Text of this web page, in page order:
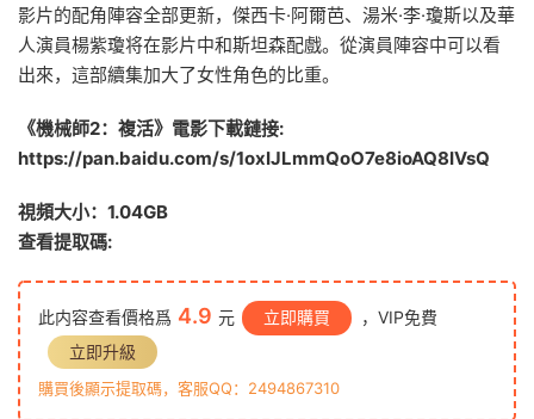
影片的配角陣容全部更新，傑西卡·阿爾芭、湯米·李·瓊斯以及華
人演員楊紫瓊将在影片中和斯坦森配戲。從演員陣容中可以看
出來，這部續集加大了女性角色的比重。
《機械師2：複活》電影下載鏈接:
https://pan.baidu.com/s/1oxIJLmmQoO7e8ioAQ8IVsQ
視頻大小：1.04GB
查看提取碼:
此内容查看價格爲 4.9 元 立即購買
，VIP免費
立即升級
購買後顯示提取碼，客服QQ：2494867310